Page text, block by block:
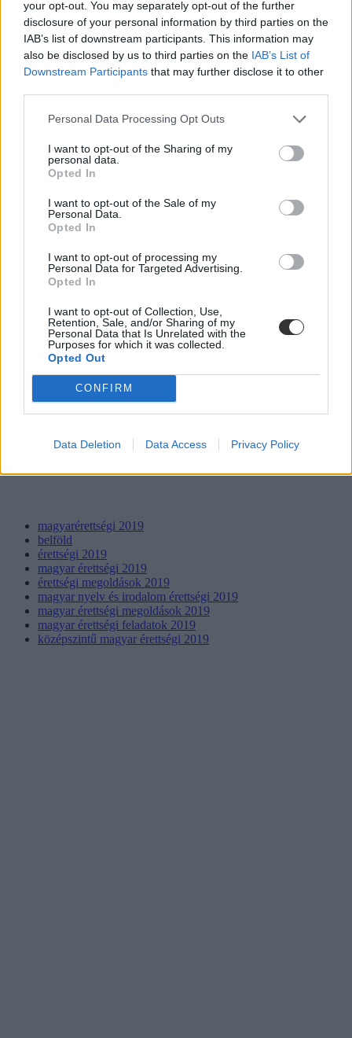
your opt-out. You may separately opt-out of the further
disclosure of your personal information by third parties on the
IAB’s list of downstream participants. This information may
also be disclosed by us to third parties on the IAB’s List of
Downstream Participants that may further disclose it to other
Personal Data Processing Opt Outs
I want to opt-out of the Sharing of my
personal data.
Opted In
I want to opt-out of the Sale of my
Personal Data.
Opted In
I want to opt-out of processing my
Personal Data for Targeted Advertising.
Opted In
I want to opt-out of Collection, Use,
Retention, Sale, and/or Sharing of my
Personal Data that Is Unrelated with the
Purposes for which it was collected.
Opted Out
CONFIRM
Data Deletion Data Access Privacy Policy
magyarérettségi 2019
belföld
érettségi 2019
magyar érettségi 2019
érettségi megoldások 2019
magyar nyelv és irodalom érettségi 2019
magyar érettségi megoldások 2019
magyar érettségi feladatok 2019
középszintű magyar érettségi 2019